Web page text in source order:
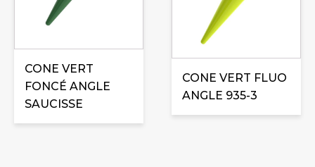
CONE VERT
FONCÉ ANGLE
SAUCISSE
CONE VERT FLUO
ANGLE 935-3